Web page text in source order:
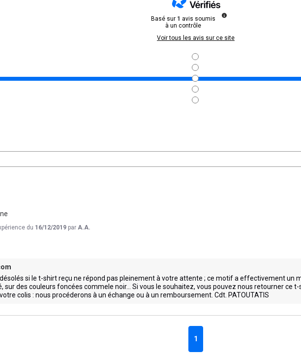
Basé sur 1 avis soumis
à un contrôle
Voir tous les avis sur ce site
du 16/12/2019 par A.A.
si le t-shirt reçu ne répond pas pleinement à votre attente ; ce motif a effectivement un
sur des couleurs foncées commele noir... Si vous le souhaitez, vous pouvez nous retourner
colis : nous procéderons à un échange ou à un remboursement. Cdt. PATOUTATIS
1